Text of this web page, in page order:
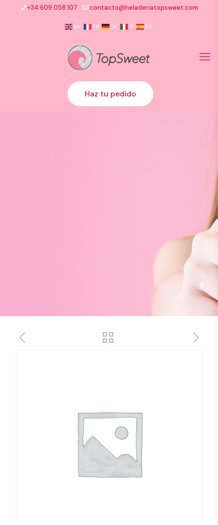
+34 609 058 107 contacto@heladeriatopsweet.com
EN FR DE IT ES
Haz tu pedido